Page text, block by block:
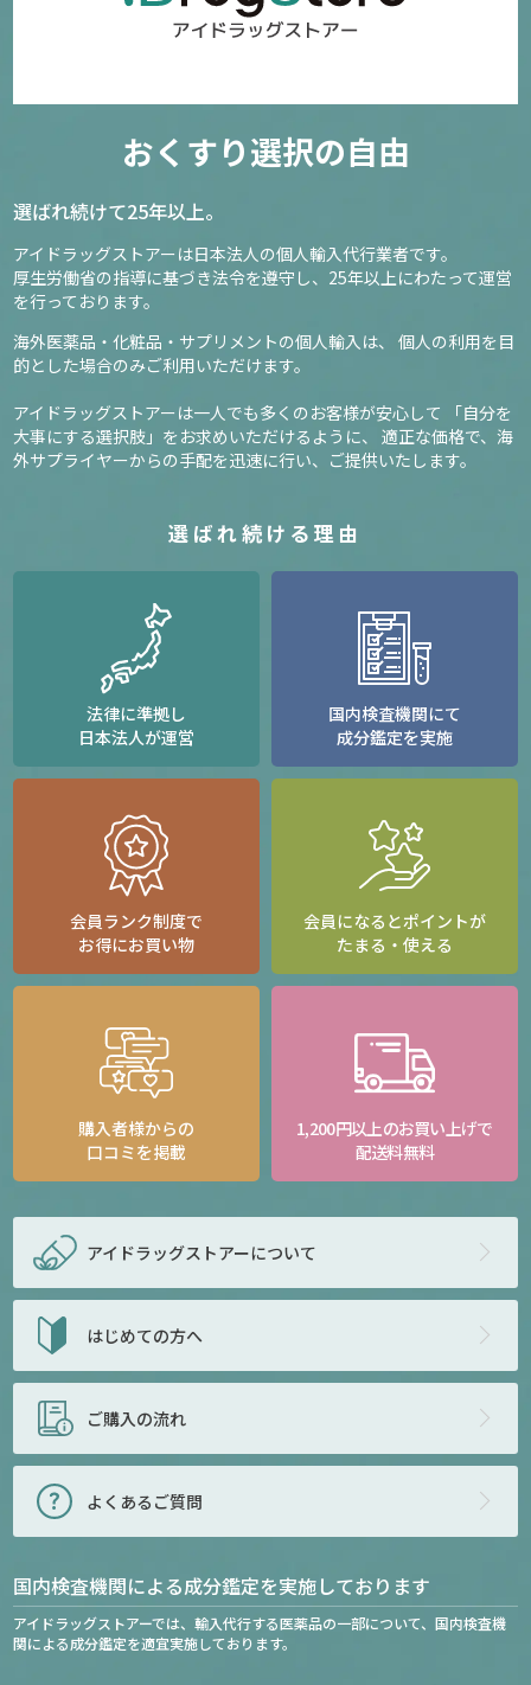
おくすり選択の自由
選ばれ続けて25年以上。
アイドラッグストアーは日本法人の個人輸入代行業者です。
厚生労働省の指導に基づき法令を遵守し、 25年以上にわたって運営
を行っております。
海外医薬品・化粧品・サプリメントの個人輸入は、
個人の利用を目
的とした場合のみご利用いただけます。
アイドラッグストアーは一人でも多くのお客様が安心して
「自分を
大事にする選択肢」をお求めいただけるように、
適正な価格で、海
外サプライヤーからの手配を迅速に行い、ご提供いたします。
選ばれ続ける理由
法律に準拠し
日本法人が運営
国内検査機関にて
成分鑑定を実施
会員ランク制度で
お得にお買い物
会員になるとポイントが
たまる・使える
購入者様からの
口コミを掲載
1,200円以上のお買い上げで
配送料無料
アイドラッグストアーについて
はじめての方へ
ご購入の流れ
よくあるご質問
国内検査機関による成分鑑定を実施しております
アイドラッグストアーでは、輸入代行する医薬品の一部について、国内検査機
関による成分鑑定を適宜実施しております。